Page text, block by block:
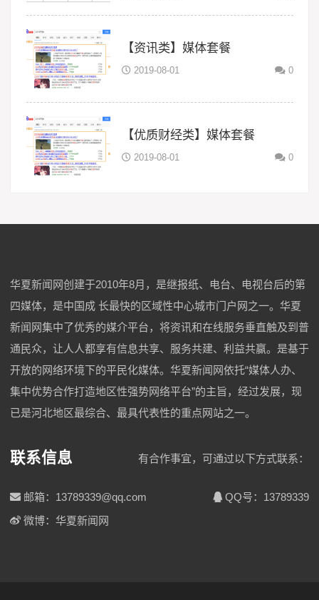
【资讯类】媒体套餐
2019-08-01 0
【优质财经类】媒体套餐
2019-08-01 0
华夏新闻网创建于2010年8月，是继报纸、电台、电视台后的第
四媒体，是中国成 长最快的区域性中心城市门户网之一。华夏
新闻网集中了优秀的媒介平台，将资讯和在线服务垂直触及到普
通民众，让人人都享有信息共享、服务共建、利益共赢。是基于
开放的网络环境下的平民化媒体。华夏新闻网依托“媒体人办、
集中优势合作打造地区性强势网络平台”的主旨，经过发展，现
已是河北地区最综合、最具代表性的重点网站之一。
联系信息 有合作事宜，可通过以下方式联系：
邮箱：13789339@qq.com
QQ号：13789339
微博：华夏新闻网